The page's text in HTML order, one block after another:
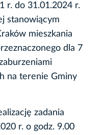
r. do 31.01.2024 r.
stanowiącym
mieszkania
dla 7
na terenie Gminy
zadania
r. o godz. 9.00